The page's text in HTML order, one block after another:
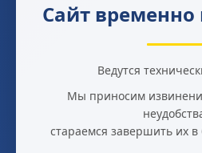
Сайт временно
Ведутся
Мы приносим
стараемся завершить их